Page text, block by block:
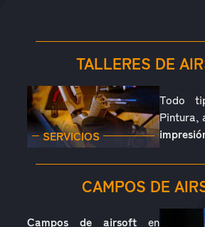
TALLERES DE
SERVICIOS
Todo
Pintura,
CAMPOS DE
Campos de airsoften